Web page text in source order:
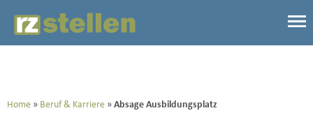
Home Beruf & Karriere Absage Ausbildungsplatz